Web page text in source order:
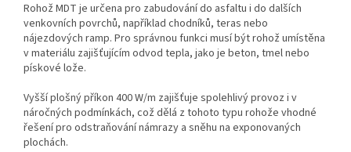
Rohož MDT je určena pro zabudování do asfaltu i do dalších
venkovních povrchů, například chodníků, teras nebo
nájezdových ramp. Pro správnou funkci musí být rohož umístěna
v materiálu zajišťujícím odvod tepla, jako je beton, tmel nebo
pískové lože.
Vyšší plošný příkon 400 W/m zajišťuje spolehlivý provoz i v
náročných podmínkách, což dělá z tohoto typu rohože vhodné
řešení pro odstraňování námrazy a sněhu na exponovaných
plochách.